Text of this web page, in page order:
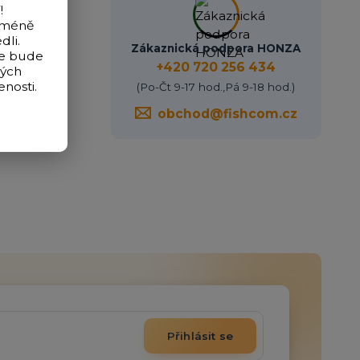
Zákaznická podpora HONZA
+420 720 256 434
(Po-Čt 9-17 hod.,Pá 9-18 hod.)
obchod@fishcom.cz
Přihlásit se
bude